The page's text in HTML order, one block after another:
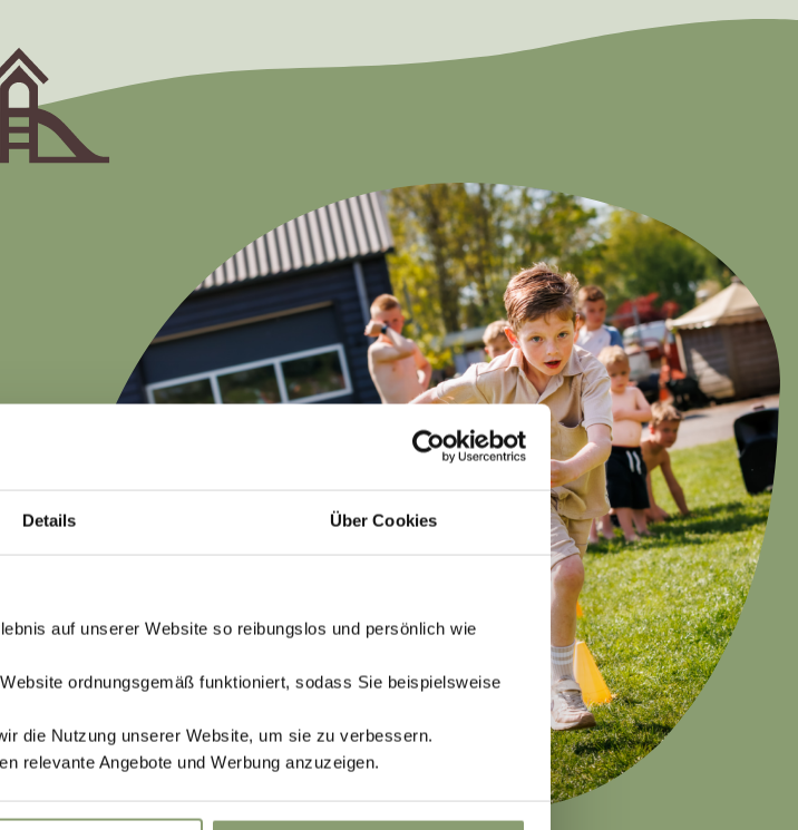
Details Über Cookies
auf unserer Website so reibungslos und persönlich wie
ordnungsgemäß funktioniert, sodass Sie beispielsweise
die Nutzung unserer Website, um sie zu verbessern.
relevante Angebote und Werbung anzuzeigen.